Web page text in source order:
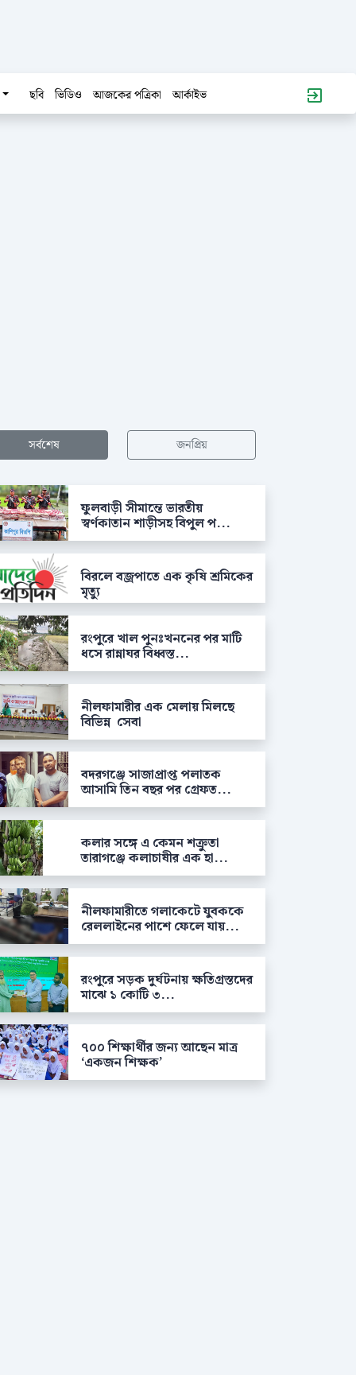
ছবি ভিডিও আজকের পত্রিকা আর্কাইভ
সর্বশেষ জনপ্রিয়
ফুলবাড়ী সীমান্তে ভারতীয়
স্বর্ণকাতান শাড়ীসহ বিপুল প...
বিরলে বজ্রপাতে এক কৃষি শ্রমিকের
মৃত্যু
রংপুরে খাল পুনঃখননের পর মাটি
ধসে রান্নাঘর বিধ্বস্ত...
নীলফামারীর এক মেলায় মিলছে
বিভিন্ন সেবা
বদরগঞ্জে সাজাপ্রাপ্ত পলাতক
আসামি তিন বছর পর গ্রেফত...
কলার সঙ্গে এ কেমন শক্রুতা
তারাগঞ্জে কলাচাষীর এক হা...
নীলফামারীতে গলাকেটে যুবককে
রেললাইনের পাশে ফেলে যায়...
রংপুরে সড়ক দুর্ঘটনায় ক্ষতিগ্রস্তদের
মাঝে ১ কোটি ৩...
৭০০ শিক্ষার্থীর জন্য আছেন মাত্র
‘একজন শিক্ষক’